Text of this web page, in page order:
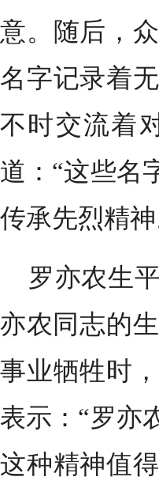
意。随后，
名字记录着
不时交流着
道：“这些名
传承先烈精神
罗亦农生
亦农同志的
事业牺牲时
表示：“罗亦
这种精神值